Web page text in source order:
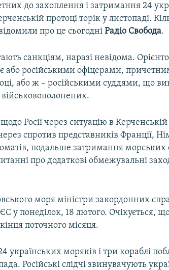
до захоплення і затримання 24
протоці торік у листопаді.
про це сьогодніРадіо Свобода.
санкціям, наразі невідома.
є або російськими офіцерами,
або ж – російськими суддями, що
Росії через ситуацію в Керченській
спротив представників Франції,
подальше затримання морських
про додаткові обмежувальні
моря міністри закордонних
у понеділок, 18 лютого. Очікується,
поточного місяця.
українських моряків і три кораблі
Російські слідчі звинувачують